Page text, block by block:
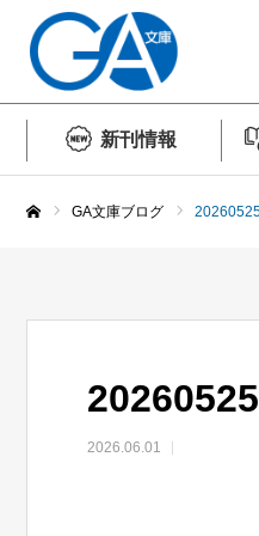
新刊情報
GA文庫ブログ
2026.06.01